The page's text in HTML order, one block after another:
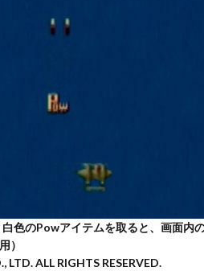
白色のPowアイテムを取ると、画面
）
LTD. ALL RIGHTS RESERVED.